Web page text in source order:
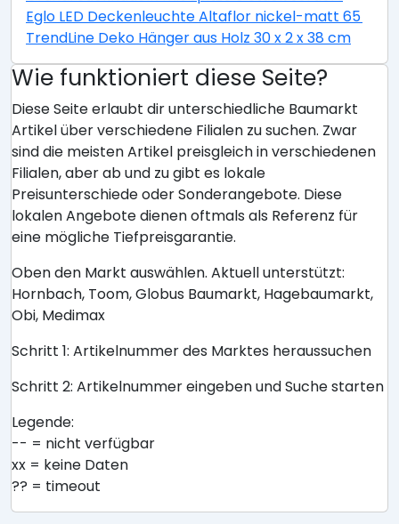
Eglo LED Deckenleuchte Altaflor nickel-matt 65 x
TrendLine Deko Hänger aus Holz 30 x 2 x 38 cm
Wie funktioniert diese Seite?
Diese Seite erlaubt dir unterschiedliche Baumarkt
Artikel über verschiedene Filialen zu suchen. Zwar
sind die meisten Artikel preisgleich in verschiedenen
Filialen, aber ab und zu gibt es lokale
Preisunterschiede oder Sonderangebote. Diese
lokalen Angebote dienen oftmals als Referenz für
eine mögliche Tiefpreisgarantie.
Oben den Markt auswählen. Aktuell unterstützt:
Hornbach, Toom, Globus Baumarkt, Hagebaumarkt,
Obi, Medimax
Schritt 1: Artikelnummer des Marktes heraussuchen
Schritt 2: Artikelnummer eingeben und Suche starten
Legende:
-- = nicht verfügbar
xx = keine Daten
?? = timeout